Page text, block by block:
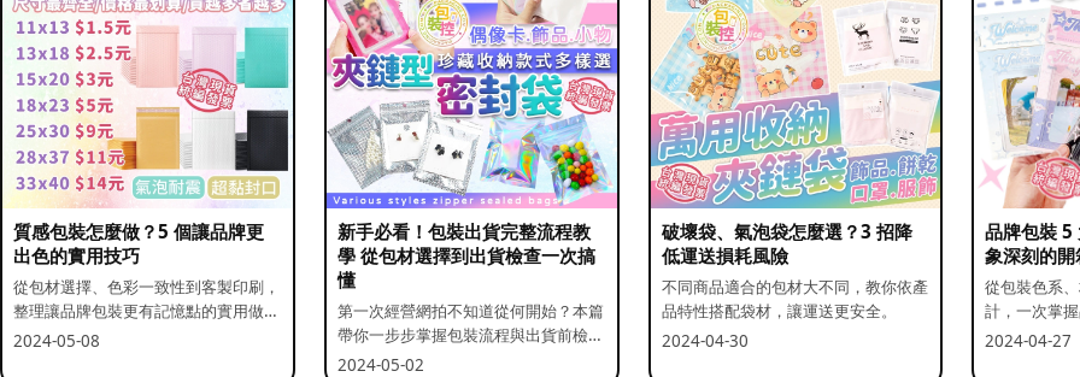
質感包裝怎麼做？5 個讓品牌更
出色的實用技巧
從包材選擇、色彩一致性到客製印刷，
整理讓品牌包裝更有記憶點的實用做
法。
2024-05-08
新手必看！包裝出貨完整流程教
學 從包材選擇到出貨檢查一次搞
懂
第一次經營網拍不知道從何開始？本篇
帶你一步步掌握包裝流程與出貨前檢查
重點。
2024-05-02
破壞袋、氣泡袋怎麼選？3 招降
低運送損耗風險
不同商品適合的包材大不同，教你依產
品特性搭配袋材，讓運送更安全。
2024-04-30
品牌包裝 5
象深刻的
從包裝色系
計，一次掌
2024-04-27